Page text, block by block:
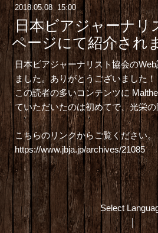
2018.05.08 15:00
日本ビアジャーナリ
ページにて紹介され
日本ビアジャーナリスト協会の
ました。ありがとうございました
この読者の多いコンテンツに
ていただいたのは初めてで、光栄
こちらのリンクからご覧ください。
https://www.jbja.jp/archives/21085
Select